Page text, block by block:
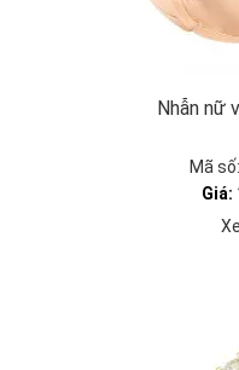
Nhẫn nữ
Mã
Giá: